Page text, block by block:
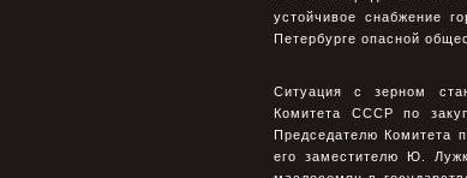
устойчивое снабжение
Петербурге опасной
Ситуация с зерном
Комитета СССР по
Председателю Комитета
его заместителю Ю.